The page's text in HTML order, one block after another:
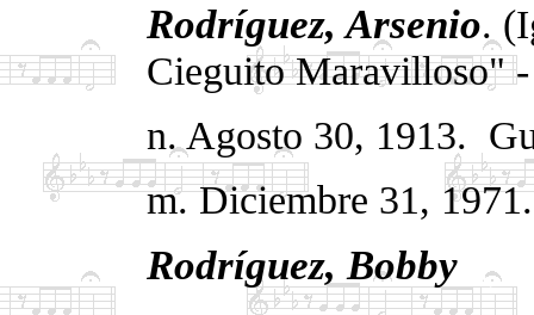
Rodríguez, Arsenio.
Cieguito Maravilloso"
n. Agosto 30, 1913.
m. Diciembre 31,
Rodríguez,Bobby
(